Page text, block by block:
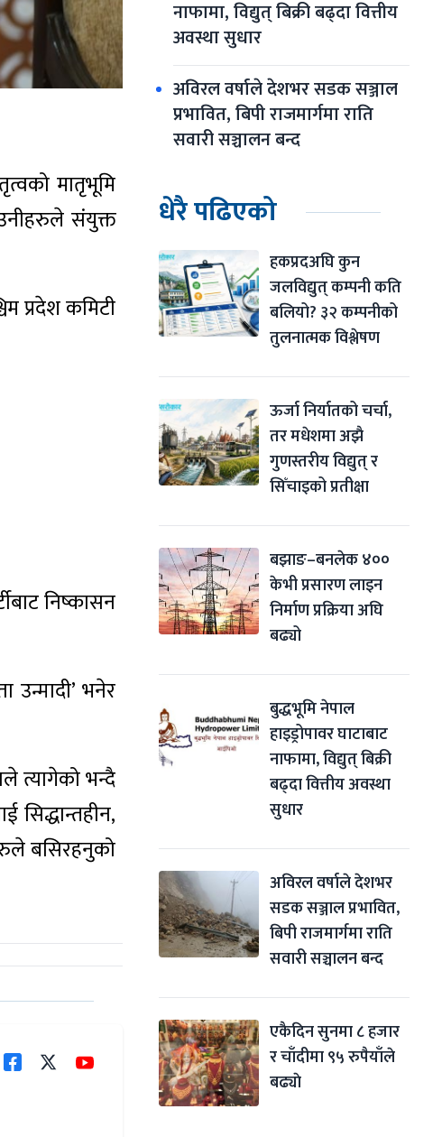
मातृभूमि
संयुक्त
प्रदेश कमिटी
निष्कासन
उन्मादी’ भनेर
त्यागेको भन्दै
सिद्धान्तहीन,
बसिरहनुको
नाफामा, विद्युत् बिक्री बढ्दा वित्तीय
अवस्था सुधार
अविरल वर्षाले देशभर सडक सञ्जाल
प्रभावित, बिपी राजमार्गमा राति
सवारी सञ्चालन बन्द
धेरै पढिएको
हकप्रदअघि कुन
जलविद्युत् कम्पनी कति
बलियो? ३२ कम्पनीको
तुलनात्मक विश्लेषण
ऊर्जा निर्यातको चर्चा,
तर मधेशमा अझै
गुणस्तरीय विद्युत् र
सिँचाइको प्रतीक्षा
बझाङ–बनलेक ४००
केभी प्रसारण लाइन
निर्माण प्रक्रिया अघि
बढ्यो
बुद्धभूमि नेपाल
हाइड्रोपावर घाटाबाट
नाफामा, विद्युत् बिक्री
बढ्दा वित्तीय अवस्था
सुधार
अविरल वर्षाले देशभर
सडक सञ्जाल प्रभावित,
बिपी राजमार्गमा राति
सवारी सञ्चालन बन्द
एकैदिन सुनमा ८ हजार
र चाँदीमा ९५ रुपैयाँले
बढ्याे